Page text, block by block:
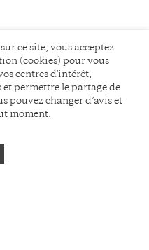
ce site, vous acceptez
(cookies) pour vous
centres d'intérêt,
permettre le partage de
pouvez changer d’avis et
moment.